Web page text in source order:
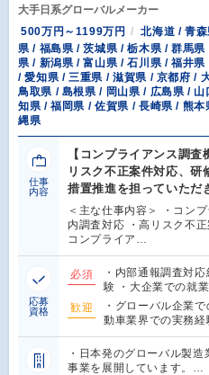
大手日系グローバルメーカー
500万円～1199万円
北海道 / 青
県 / 福島県 / 茨城県 / 栃木県 / 群馬
県 / 新潟県 / 富山県 / 石川県 / 福井
/ 愛知県 / 三重県 / 滋賀県 / 京都府 /
鳥取県 / 島根県 / 岡山県 / 広島県 /
知県 / 福岡県 / 佐賀県 / 長崎県 / 熊
縄県
仕事
内容
【コンプライアンス調
リスク不正案件対応、研
措置推進を担っていただ
＜主な仕事内容＞ ・コン
内調査対応 ・高リスク不
コンプライア…
応募
資格
必須
・内部通報調査対
験 ・大企業での就
歓迎
・グローバル企業
動車業界での実務経
・日本発のグローバル製
事業を展開しています。…